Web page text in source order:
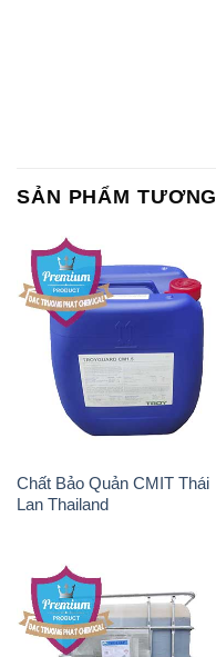
Chất tạo bọt Las P Tico Tank
IBC Bồn Việt Nam